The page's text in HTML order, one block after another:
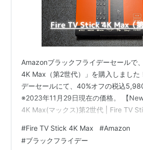
Amazonブラックフライデーセールで
4K Max（第2世代）」を購入しました
デーセールにて、40%オフの税込
※2023年11月29日現在の価格。 【
4K Max(マックス)第2世代 | Fire TV
私はFire TV Stick 4K（第1世代）を持
が、ここ数ヶ月、リモコンが反応しな
#Fire TV Stick 4K Max #Amazon
#ブラックフライデー